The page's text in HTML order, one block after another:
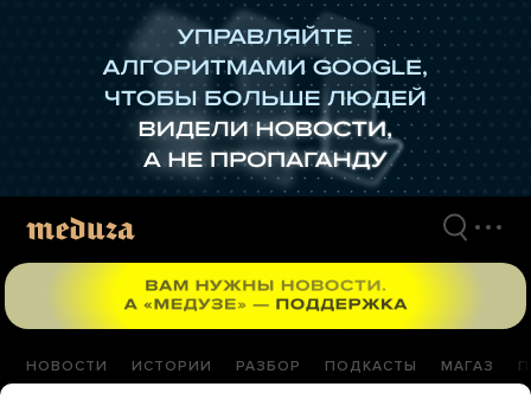
НОВОСТИ ИСТОРИИ РАЗБОР ПОДКАСТЫ МАГАЗ